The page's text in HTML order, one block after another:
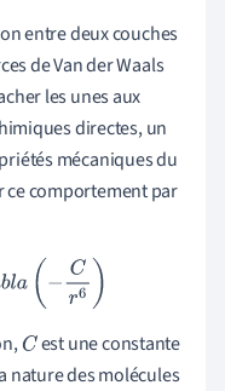
entre deux couches
de Van der Waals
les unes aux
directes, un
mécaniques du
ce comportement par
(−C r6
C est une constante
nature des molécules